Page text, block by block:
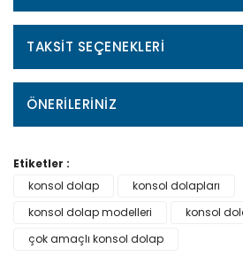
TAKSIT SEÇENEKLERI
ÖNERILERINIZ
Etiketler :
konsol dolap
konsol dolapları
konsol dolap modelleri
konsol
çok amaçlı konsol dolap